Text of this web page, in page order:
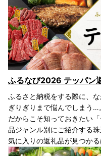
ふるなび2026 テッパン
ふるさと納税をする際に、
ぎりぎりまで悩んでしまう
だからこそ知っておきたい
品ジャンル別にご紹介する
気に入りの返礼品が見つかる